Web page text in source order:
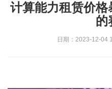
计算能力租赁价
的
日期：2023-12-04